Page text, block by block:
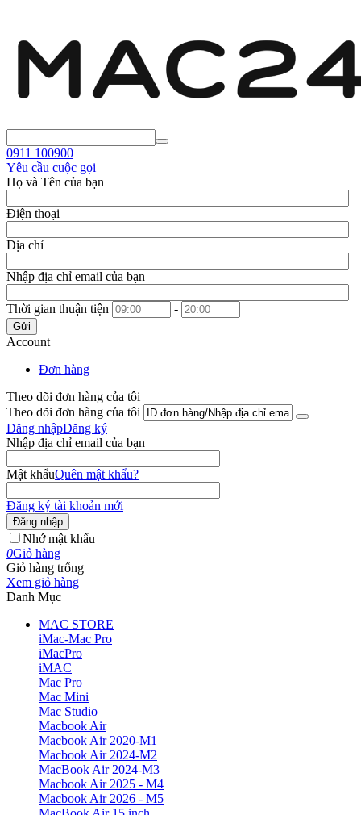
0911 100900
Yêu cầu cuộc gọi
Họ và Tên của bạn
Điện thoại
Địa chỉ
Nhập địa chỉ email của bạn
Thời gian thuận tiện -
Gửi
Account
Đơn hàng
Theo dõi đơn hàng của tôi
Theo dõi đơn hàng của tôi
Đăng nhậpĐăng ký
Nhập địa chỉ email của bạn
Mật khẩuQuên mật khẩu?
Đăng ký tài khoản mới
Đăng nhập
Nhớ mật khẩu
0Giỏ hàng
Giỏ hàng trống
Xem giỏ hàng
Danh Mục
MAC STORE
iMac-Mac Pro
iMacPro
iMAC
Mac Pro
Mac Mini
Mac Studio
Macbook Air
Macbook Air 2020-M1
Macbook Air 2024-M2
MacBook Air 2024-M3
Macbook Air 2025 - M4
Macbook Air 2026 - M5